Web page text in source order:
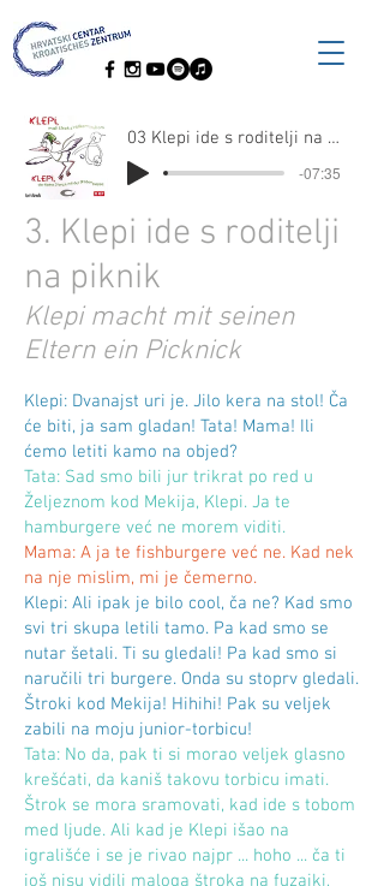
03 Klepi ide s roditelji na piknik
-07:35
3. Klepi ide s roditelji
na piknik
Klepi macht mit seinen
Eltern ein Picknick
Klepi: Dvanajst uri je. Jilo kera na stol! Ča
će biti, ja sam gladan! Tata! Mama! Ili
ćemo letiti kamo na objed?
Tata: Sad smo bili jur trikrat po red u
Željeznom kod Mekija, Klepi. Ja te
hamburgere već ne morem viditi.
Mama: A ja te fishburgere već ne. Kad nek
na nje mislim, mi je čemerno.
Klepi: Ali ipak je bilo cool, ča ne? Kad smo
svi tri skupa letili tamo. Pa kad smo se
nutar šetali. Ti su gledali! Pa kad smo si
naručili tri burgere. Onda su stoprv gledali.
Štroki kod Mekija! Hihihi! Pak su veljek
zabili na moju junior-torbicu!
Tata: No da, pak ti si morao veljek glasno
krešćati, da kaniš takovu torbicu imati.
Štrok se mora sramovati, kad ide s tobom
med ljude. Ali kad je Klepi išao na
igrališće i se je rivao najpr ... hoho ... ča ti
još nisu vidili maloga štroka na fuzajki,